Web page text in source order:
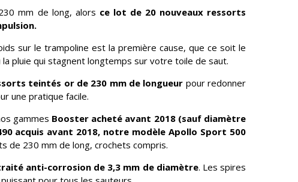
mm de long, alors ce lot de 20 nouveaux ressorts
sur le trampoline est la première cause, que ce soit le
pluie qui stagnent longtemps sur votre toile de saut.
teintés or de 230 mm de longueur pour redonner
une pratique facile.
gammes Booster acheté avant 2018 (sauf diamètre
acquis avant 2018, notre modèle Apollo Sport 500
de 230 mm de long, crochets compris.
anti-corrosion de 3,3 mm de diamètre. Les spires